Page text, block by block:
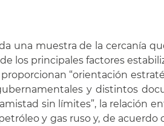
una muestra de la cercanía
los principales factores
“orientación
y distintos
sin límites”, la relación
y gas ruso y, de